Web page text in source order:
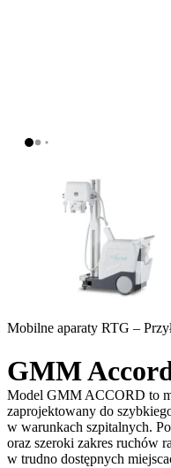
Mobilne aparaty RTG –
GMM
Model GMM ACCORD to
zaprojektowany do
w warunkach szpitalnych.
oraz szeroki zakres ruchów
w trudno dostępnych